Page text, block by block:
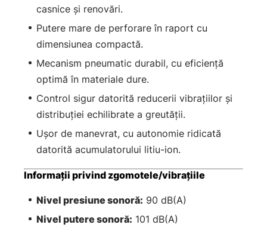
casnice și renovări.
Putere mare de perforare în raport cu
dimensiunea compactă.
Mecanism pneumatic durabil, cu eficiență
optimă în materiale dure.
Control sigur datorită reducerii vibrațiilor și
distribuției echilibrate a greutății.
Ușor de manevrat, cu autonomie ridicată
datorită acumulatorului litiu-ion.
Informații privind zgomotele/vibrațiile
Nivel presiune sonoră: 90 dB(A)
Nivel putere sonoră: 101 dB(A)